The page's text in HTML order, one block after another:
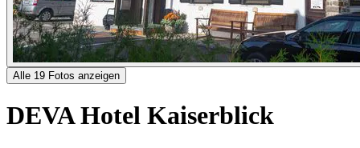
Alle 19 Fotos anzeigen
DEVA Hotel Kaiserblick